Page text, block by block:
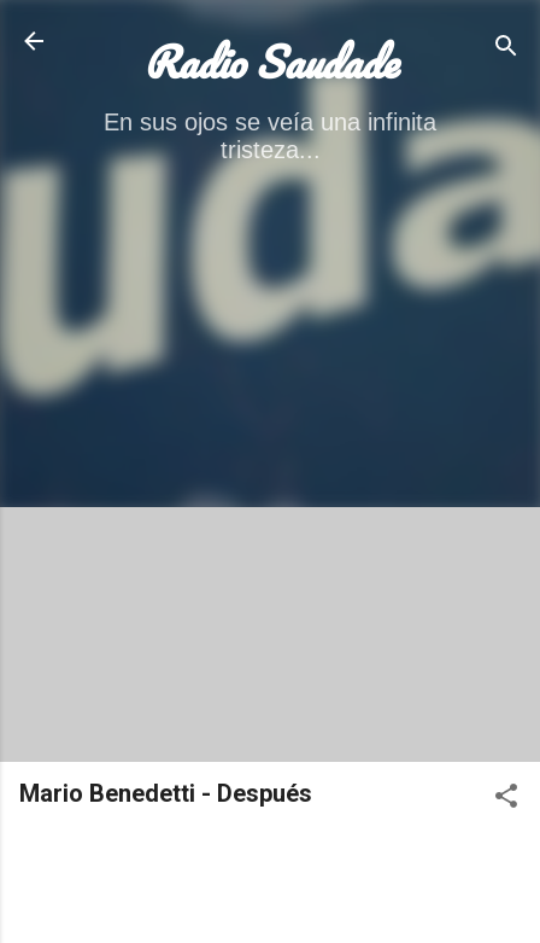
Radio Saudade
En sus ojos se veía una infinita
tristeza...
Mario Benedetti - Después